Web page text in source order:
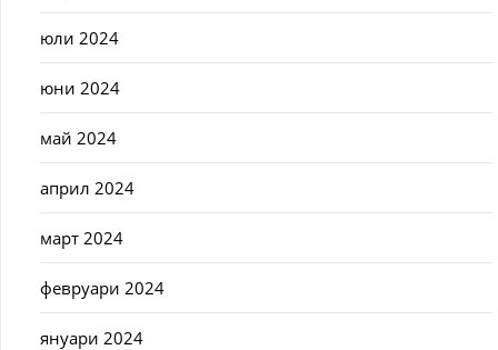
юли 2024
юни 2024
май 2024
април 2024
март 2024
февруари 2024
януари 2024